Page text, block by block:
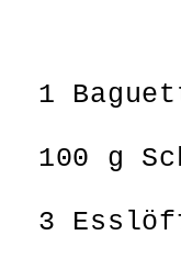
1
100 g
3